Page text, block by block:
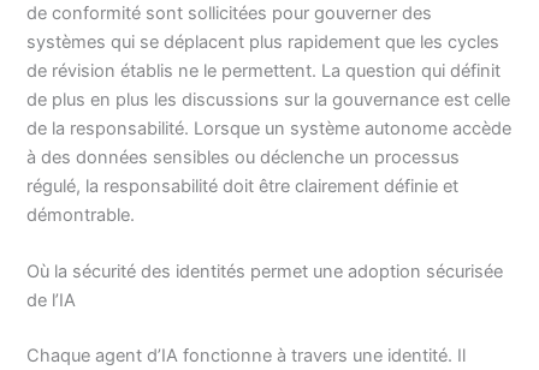
de conformité sont sollicitées pour gouverner des
systèmes qui se déplacent plus rapidement que les cycles
de révision établis ne le permettent. La question qui définit
de plus en plus les discussions sur la gouvernance est celle
de la responsabilité. Lorsque un système autonome accède
à des données sensibles ou déclenche un processus
régulé, la responsabilité doit être clairement définie et
démontrable.
Où la sécurité des identités permet une adoption sécurisée
de l’IA
Chaque agent d’IA fonctionne à travers une identité. Il